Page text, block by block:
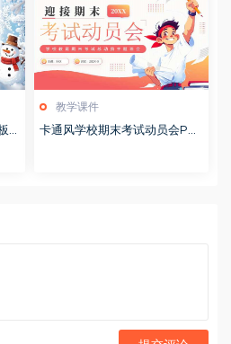
2
教学课件
卡通风学校期末考试动员会PP